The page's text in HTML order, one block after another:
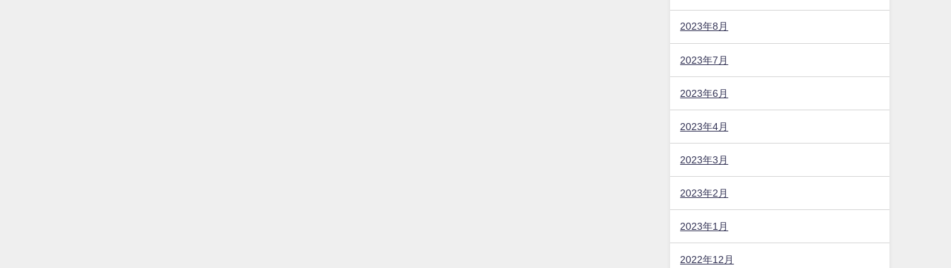
2023年8月
2023年7月
2023年6月
2023年4月
2023年3月
2023年2月
2023年1月
2022年12月